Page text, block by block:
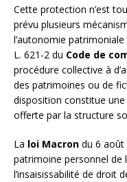
Cette protection n’est
prévu plusieurs
l’autonomie
L. 621-2 du Code de
procédure collective à
des patrimoines ou de
disposition constitue
offerte par la structure
La loi Macron du 6 août
patrimoine personnel de
l’insaisissabilité de droit